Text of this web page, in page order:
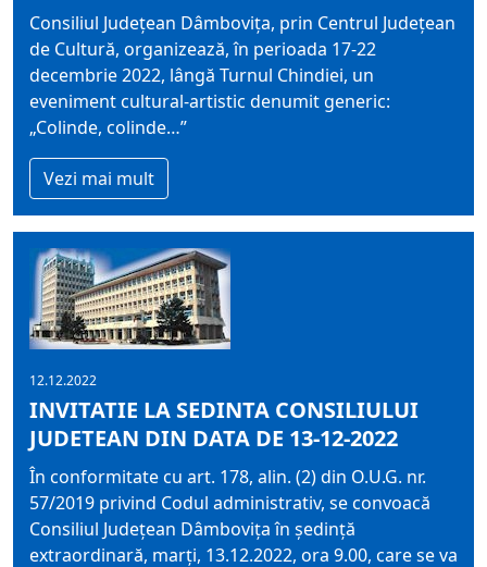
Consiliul Județean Dâmbovița, prin Centrul Județean
de Cultură, organizează, în perioada 17-22
decembrie 2022, lângă Turnul Chindiei, un
eveniment cultural-artistic denumit generic:
„Colinde, colinde…”
Vezi mai mult
12.12.2022
INVITATIE LA SEDINTA CONSILIULUI
JUDETEAN DIN DATA DE 13-12-2022
În conformitate cu art. 178, alin. (2) din O.U.G. nr.
57/2019 privind Codul administrativ, se convoacă
Consiliul Judeţean Dâmboviţa în şedinţă
extraordinară, marți, 13.12.2022, ora 9.00, care se va